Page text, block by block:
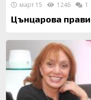
март 15 1246 1